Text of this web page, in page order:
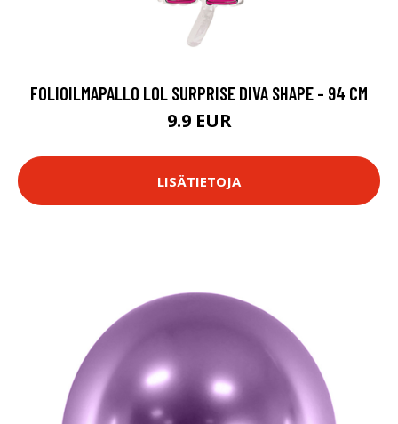
FOLIOILMAPALLO LOL SURPRISE DIVA SHAPE - 94 CM
9.9 EUR
LISÄTIETOJA